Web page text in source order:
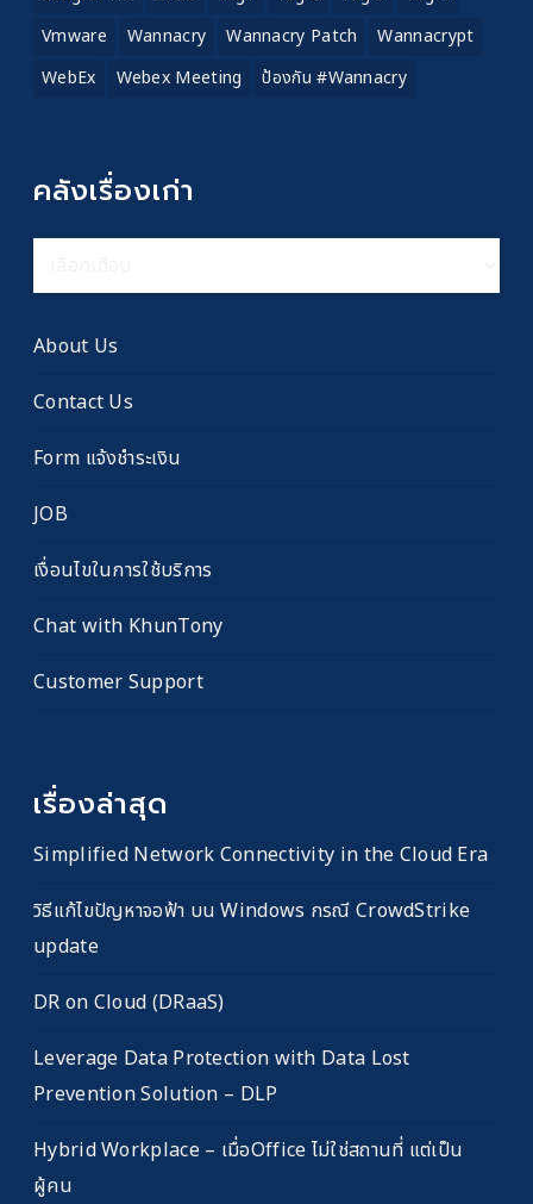
Vmware
Wannacry Wannacry Patch
Wannacrypt
WebEx
Webex Meeting ป้องกัน #wannacry
คลังเรื่องเก่า
เรื่อง
About Us
Contact Us
Form แจ้งชำระเงิน
JOB
เงื่อนไขในการใช้บริการ
Chat with KhunTony
Customer Support
เรื่องล่าสุด
Simplified Network Connectivity in the Cloud Era
วิธีแก้ไขปัญหาจอฟ้า บน Windows กรณี CrowdStrike
update
DR on Cloud (DRaaS)
Leverage Data Protection with Data Lost
Prevention Solution – DLP
Hybrid Workplace – เมื่อOffice ไม่ใช่สถานที่ แต่เป็น
ผู้คน